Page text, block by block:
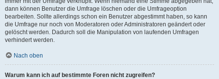
dann können Benutzer die Umfrage löschen oder die Umfrageoption
bearbeiten. Sollte allerdings schon ein Benutzer abgestimmt haben, so kann
die Umfrage nur noch von Moderatoren oder Administratoren geändert oder
gelöscht werden. Dadurch soll die Manipulation von laufenden Umfragen
verhindert werden.
Nach oben
Warum kann ich auf bestimmte Foren nicht zugreifen?